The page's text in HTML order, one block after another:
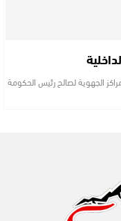
الجهوية لصالح رئيس الحكومة